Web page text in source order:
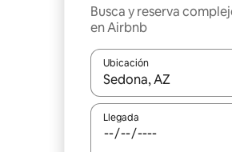
Busca y reserva
en Airbnb
Ubicación
Cuando los resultados
Llegada